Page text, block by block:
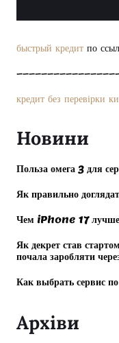
быстрый кредитпо
кредит без перевірки ки
Новини
Польза омега 3 для
Як правильно
Чем iPhone 17
Як декрет став
почала заробляти
Как выбрать сервис
Архіви